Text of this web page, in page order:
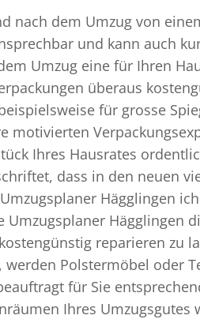
nach dem Umzug von
und kann auch
Umzug eine für Ihren
überaus
für grosse
motivierten
Ihres Hausrates
dass in den neuen
Hägglingen
Umzugsplaner Hägglingen
reparieren zu
werden Polstermöbel oder
für Sie
Ihres